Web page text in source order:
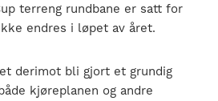
terreng rundbane er satt for
endres i løpet av året.
derimot bli gjort et grundig
kjøreplanen og andre